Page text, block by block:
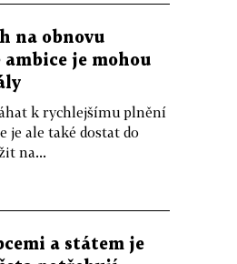
na obnovu
je mohou
k rychlejšímu plnění
je ale také dostat do
na...
a státem je